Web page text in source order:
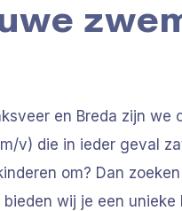
en Breda zijn we
v) die in ieder geval
om? Dan
wij je een